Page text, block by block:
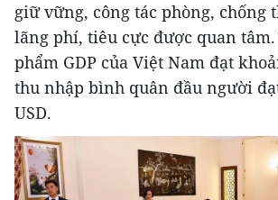
giữ vững, công tác phòng, chống
lãng phí, tiêu cực được quan tâm.
phẩm GDP của Việt Nam đạt
thu nhập bình quân đầu người
USD.